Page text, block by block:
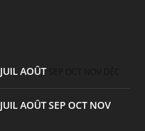
JUILAOÛT
JUILAOÛTSEP OCT NOV